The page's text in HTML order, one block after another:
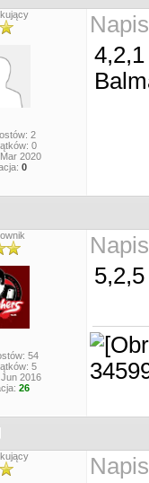
2
0
Mar 2020
0
4,2,1
54
5
Jun 2016
26